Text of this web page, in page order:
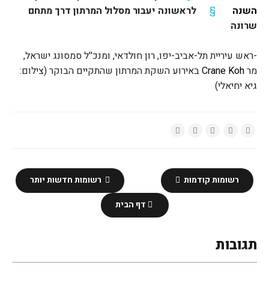
השנה
§
לראשונה יעבור מסלול המרתון דרך מתחם
שרונה
-ראש עיריית תל-אביב-יפו, רון חולדאי, ומנכ''ל סמסונג ישראל,
מרCrane Kohבאירוע השקת המרתון שהתקיים הבוקר (צילום:
גיא יחיאלי)
רשומות חדשות יותר רשומות קודמות
דף הבית
תגובות